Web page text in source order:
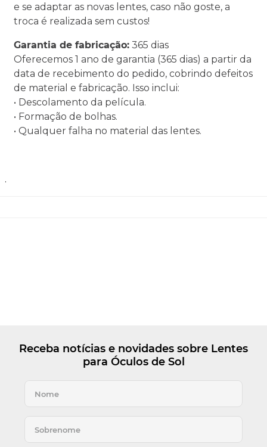
e se adaptar as novas lentes, caso não goste, a
troca é realizada sem custos!
Garantia de fabricação: 365 dias
Oferecemos 1 ano de garantia (365 dias) a partir da
data de recebimento do pedido, cobrindo defeitos
de material e fabricação. Isso inclui:
• Descolamento da película.
• Formação de bolhas.
• Qualquer falha no material das lentes.
.
Receba notícias e novidades sobre Lentes
para Óculos de Sol